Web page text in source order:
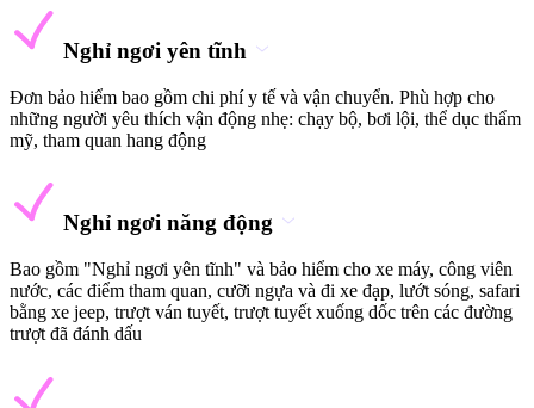
Nghỉ ngơi yên tĩnh
Đơn bảo hiểm bao gồm chi phí y tế và vận chuyển. Phù hợp cho
những người yêu thích vận động nhẹ: chạy bộ, bơi lội, thể dục thẩm
mỹ, tham quan hang động
Nghỉ ngơi năng động
Bao gồm "Nghỉ ngơi yên tĩnh" và bảo hiểm cho xe máy, công viên
nước, các điểm tham quan, cưỡi ngựa và đi xe đạp, lướt sóng, safari
bằng xe jeep, trượt ván tuyết, trượt tuyết xuống dốc trên các đường
trượt đã đánh dấu